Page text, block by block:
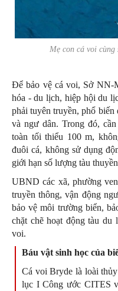
Mẹ con cá voi
Để bảo vệ cá voi, Sở NN-
hóa - du lịch, hiệp hội du
phải tuyên truyền, phổ biến
và ngư dân. Trong đó,
toàn tối thiểu 100 m,
đuôi cá, không sử dụng
giới hạn số lượng tàu
UBND các xã, phường
truyền thông, vận động
bảo vệ môi trường biển,
chặt chẽ hoạt động tàu du
voi.
Báu vật sinh học của
Cá voi Bryde là loài
lục I Công ước CITES